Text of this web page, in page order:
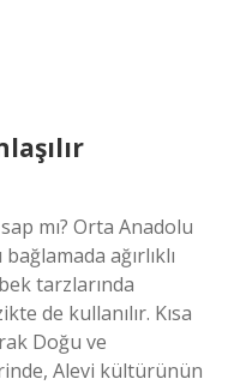
mı? Orta Anadolu
ağırlıklı
tarzlarında
de kullanılır. Kısa
Doğu ve
Alevi kültürünün